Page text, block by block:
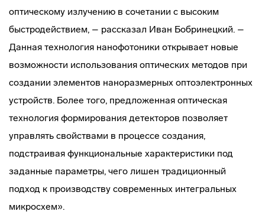
оптическому излучению в сочетании с высоким
быстродействием, – рассказал Иван Бобринецкий. –
Данная технология нанофотоники открывает новые
возможности использования оптических методов при
создании элементов наноразмерных оптоэлектронных
устройств. Более того, предложенная оптическая
технология формирования детекторов позволяет
управлять свойствами в процессе создания,
подстраивая функциональные характеристики под
заданные параметры, чего лишен традиционный
подход к производству современных интегральных
микросхем».